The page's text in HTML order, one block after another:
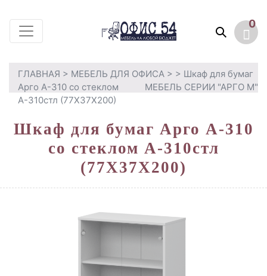
ГЛАВНАЯ > МЕБЕЛЬ ДЛЯ ОФИСА >
МЕБЕЛЬ СЕРИИ "АРГО М"
> Шкаф для бумаг
Арго А-310 со стеклом
А-310стл (77Х37Х200)
Шкаф для бумаг Арго А-310
со стеклом А-310стл
(77Х37Х200)
0